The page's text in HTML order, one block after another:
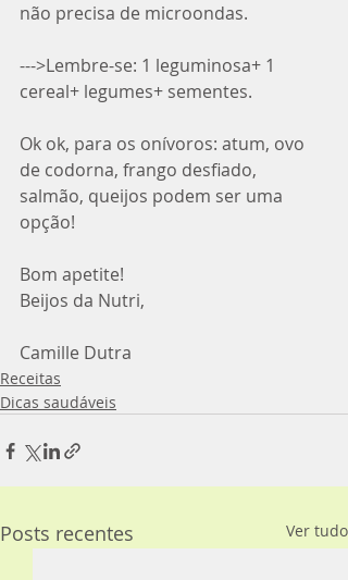
não precisa de microondas.
--->Lembre-se: 1 leguminosa+ 1
cereal+ legumes+ sementes.
Ok ok, para os onívoros: atum, ovo
de codorna, frango desfiado,
salmão, queijos podem ser uma
opção!
Bom apetite!
Beijos da Nutri,
Camille Dutra
Receitas
Dicas saudáveis
Posts recentes Ver tudo